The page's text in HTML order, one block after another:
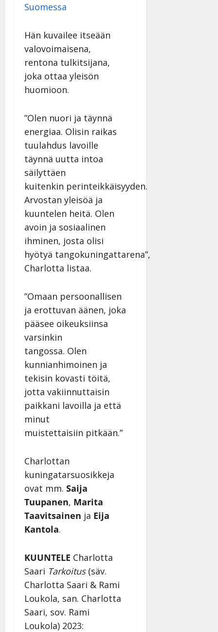
Suomessa
Hän kuvailee itseään
valovoimaisena,
rentona tulkitsijana,
joka ottaa yleisön
huomioon.
”Olen nuori ja täynnä
energiaa. Olisin raikas
tuulahdus lavoille
täynnä uutta intoa
säilyttäen
kuitenkin perinteikkäisyyden.
Arvostan yleisöä ja
kuuntelen heitä. Olen
avoin ja sosiaalinen
ihminen, josta olisi
hyötyä tangokuningattarena”,
Charlotta listaa.
”Omaan persoonallisen
ja erottuvan äänen, joka
pääsee oikeuksiinsa
varsinkin
tangossa. Olen
kunnianhimoinen ja
tekisin kovasti töitä,
jotta vakiinnuttaisin
paikkani lavoilla ja että
minut
muistettaisiin pitkään.”
Charlottan
kuningatarsuosikkeja
ovat mm. Saija
Tuupanen, Marita
Taavitsainen ja Eija
Kantola.
KUUNTELE Charlotta
Saari Tarkoitus (säv.
Charlotta Saari & Rami
Loukola, san. Charlotta
Saari, sov. Rami
Loukola) 2023: